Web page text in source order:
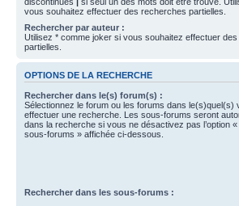
vous souhaitez effectuer des recherches partielles.
Rechercher par auteur :
Utilisez * comme joker si vous souhaitez effectuer
partielles.
OPTIONS DE LA RECHERCHE
Rechercher dans le(s) forum(s) :
Sélectionnez le forum ou les forums dans le(s)quel(s)
effectuer une recherche. Les sous-forums seront
dans la recherche si vous ne désactivez pas l’option
sous-forums » affichée ci-dessous.
Rechercher dans les sous-forums :